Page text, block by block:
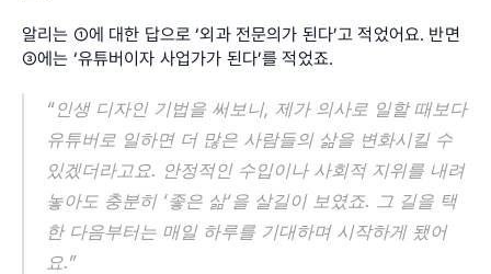
알리는 ①에 대한 답으로 ‘외과 전문의가 된다’고 적었어요. 반면
③에는 ‘유튜버이자 사업가가 된다’를 적었죠.
“인생 디자인 기법을 써보니, 제가 의사로 일할 때보다
유튜버로 일하면 더 많은 사람들의 삶을 변화시킬 수
있겠더라고요. 안정적인 수입이나 사회적 지위를 내려
놓아도 충분히 ‘좋은 삶’을 살길이 보였죠. 그 길을 택
한 다음부터는 매일 하루를 기대하며 시작하게 됐어
요.”